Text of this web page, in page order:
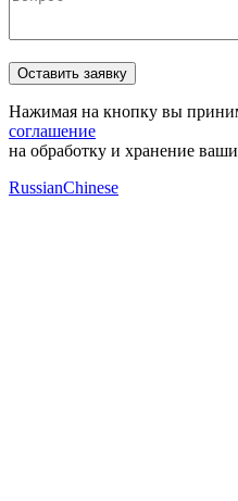
Нажимая на кнопку вы
соглашение
на обработку и хранение
RussianChinese